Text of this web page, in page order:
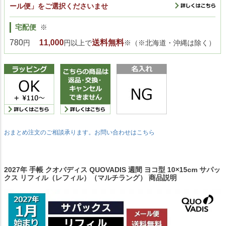
ール便」をご選択くださいませ
宅配便
780円
※
11,000円以上で送料無料※（※北海道・沖縄は除く）
おまとめ注文のご相談承ります。お問い合わせはこちら
2027年 手帳 クオバディス QUOVADIS 週間 ヨコ型 10×15cm サパッ
クス リフィル（レフィル）（マルチラング） 商品説明